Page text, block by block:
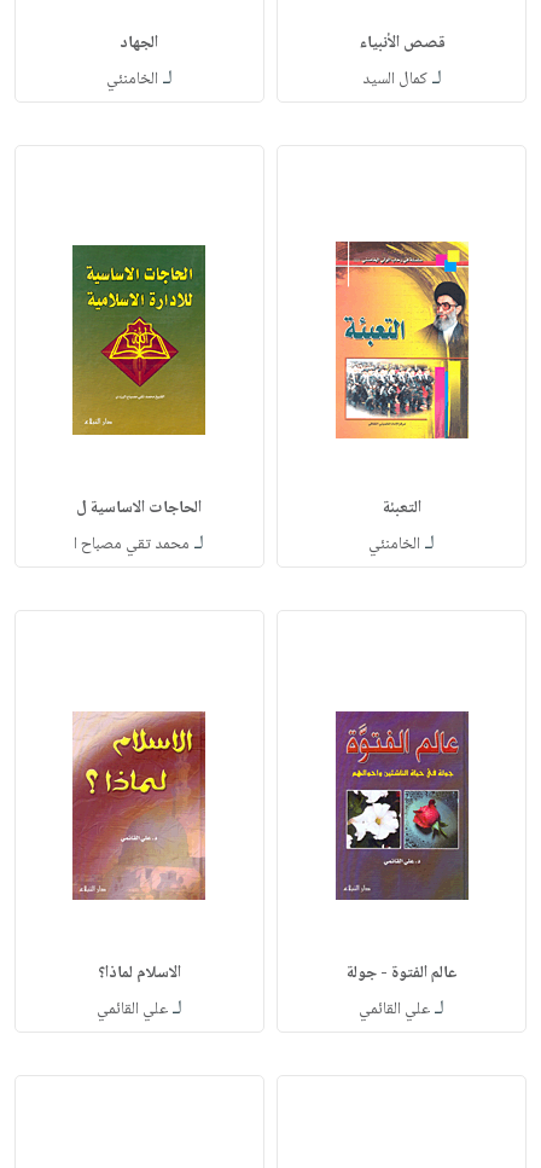
قصص الأنبياء
لـكمال السيد
الجهاد
لـ الخامنئي
التعبئة
لـ الخامنئي
الحاجات الاساسية ل
لـ محمد تقي مصباح ا
عالم الفتوة - جولة
لـعلي القائمي
الاسلام لماذا؟
لـعلي القائمي